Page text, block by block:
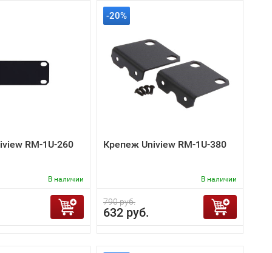
RM-1U-260
В наличии
-20%
Крепеж Uniview RM-1U-380
В наличии
790 руб.
632 руб.